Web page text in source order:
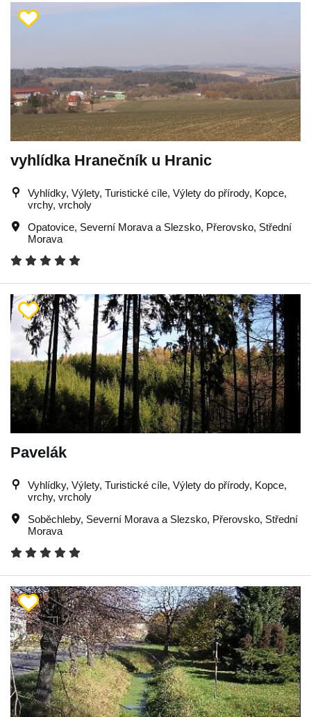
vyhlídka Hranečník u Hranic
Vyhlídky, Výlety, Turistické cíle, Výlety do přírody, Kopce,
vrchy, vrcholy
Opatovice, Severní Morava a Slezsko, Přerovsko, Střední
Morava
Pavelák
Vyhlídky, Výlety, Turistické cíle, Výlety do přírody, Kopce,
vrchy, vrcholy
Soběchleby, Severní Morava a Slezsko, Přerovsko, Střední
Morava